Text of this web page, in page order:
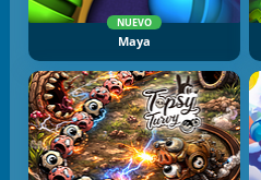
NUEVO
Maya